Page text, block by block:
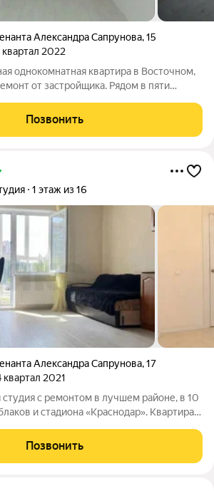
Александра Сапрунова,15
квартал 2022
однокомнатная квартира в Восточном,
от застройщика. Рядом в пяти
Магниты, пятерочки. Рассмотрим любое
Позвонить
1 этаж из 16
Александра Сапрунова,17
квартал 2021
с ремонтом в лучшем районе, в 10
и стадиона «Краснодар». Квартира
разместить все, что нужно для
Позвонить